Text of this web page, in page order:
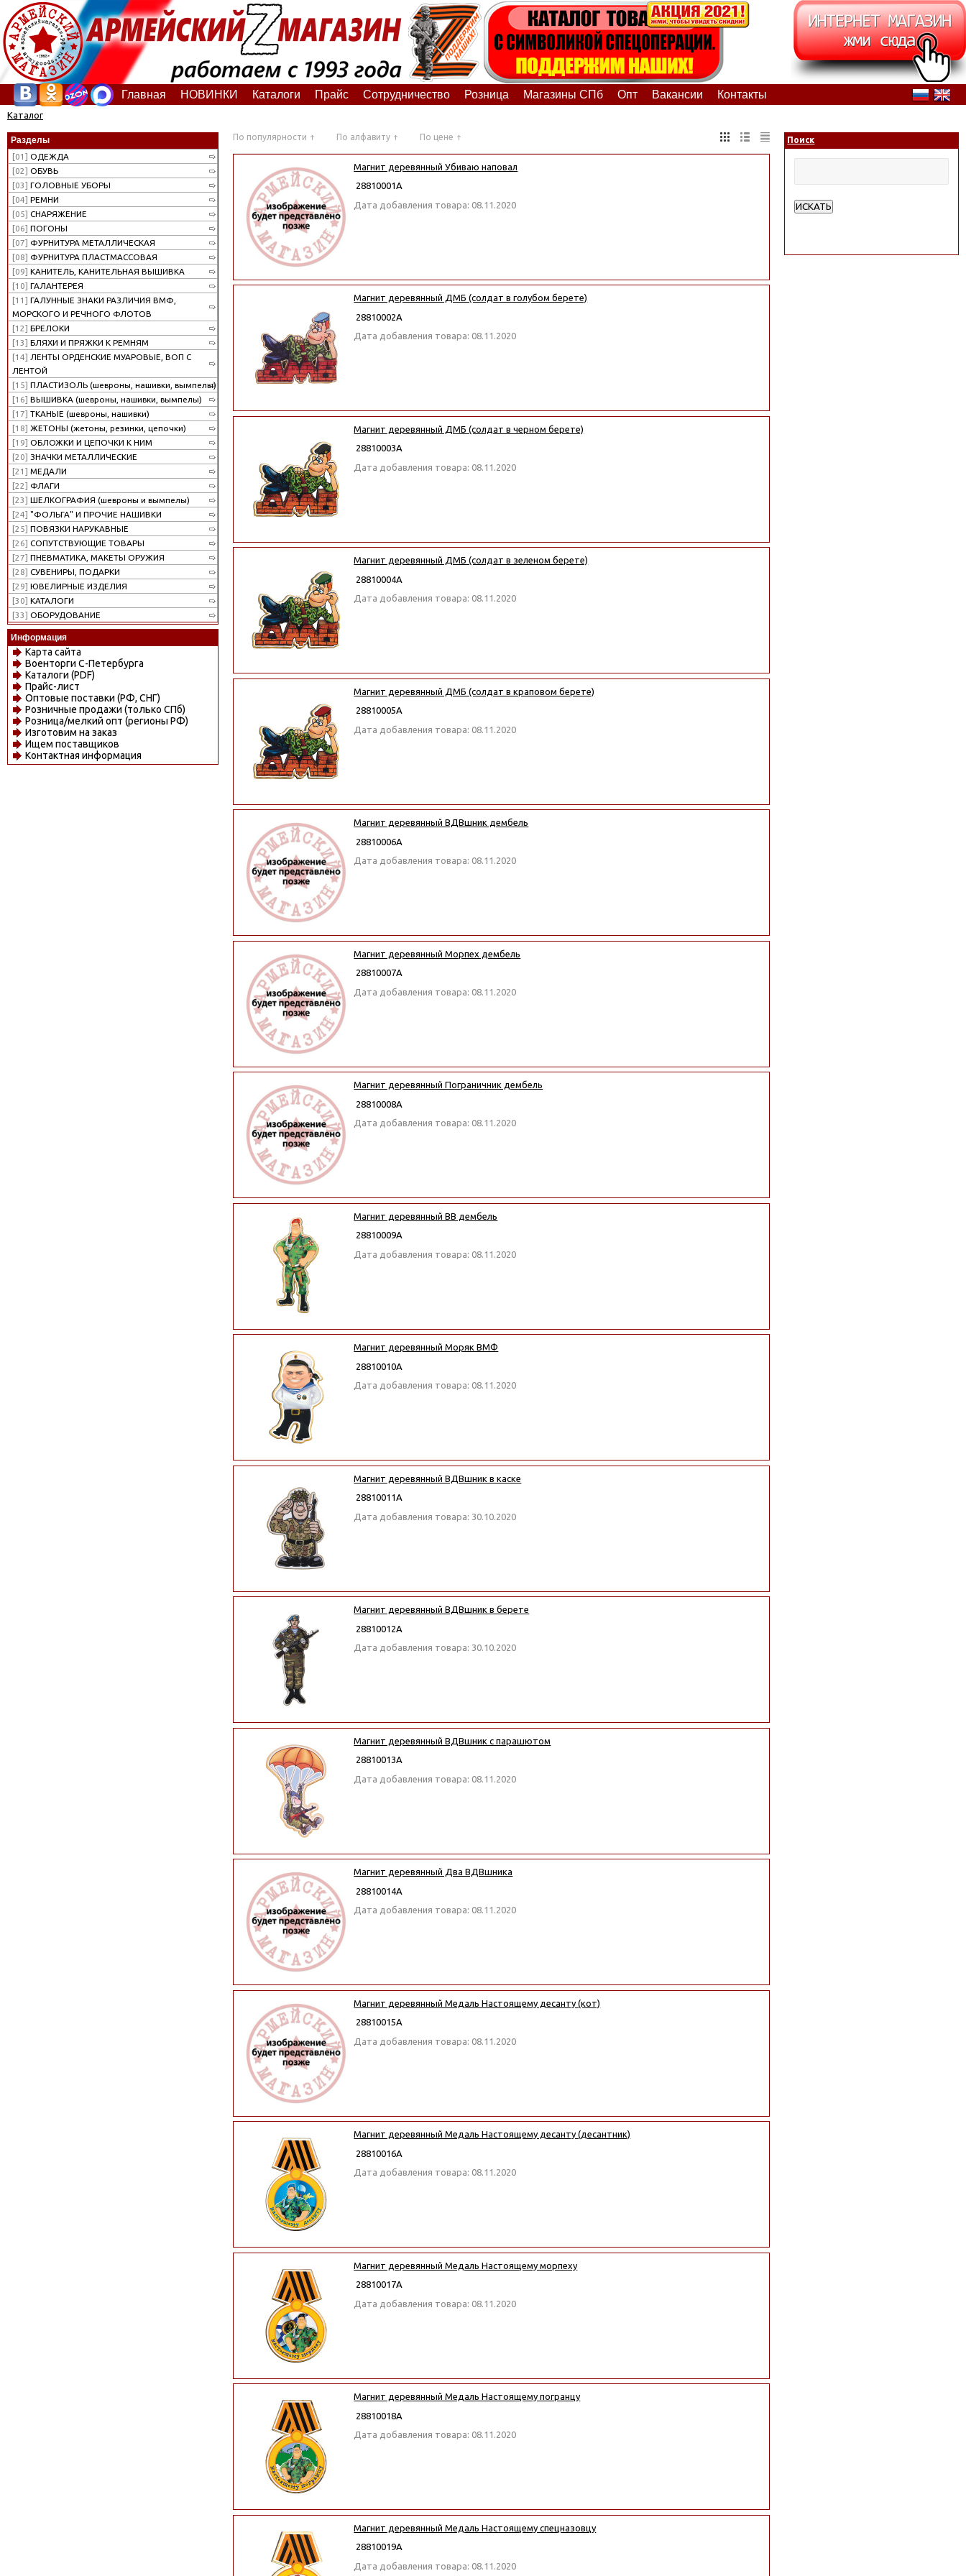
Главная НОВИНКИ Каталоги Прайс Сотрудничество Розница Магазины СПб Опт Вакансии Контакты
Каталог
Разделы
[01] ОДЕЖДА
[02] ОБУВЬ
[03] ГОЛОВНЫЕ УБОРЫ
[04] РЕМНИ
[05] СНАРЯЖЕНИЕ
[06] ПОГОНЫ
[07] ФУРНИТУРА МЕТАЛЛИЧЕСКАЯ
[08] ФУРНИТУРА ПЛАСТМАССОВАЯ
[09] КАНИТЕЛЬ, КАНИТЕЛЬНАЯ ВЫШИВКА
[10] ГАЛАНТЕРЕЯ
[11] ГАЛУННЫЕ ЗНАКИ РАЗЛИЧИЯ ВМФ,
МОРСКОГО И РЕЧНОГО ФЛОТОВ
[12] БРЕЛОКИ
[13] БЛЯХИ И ПРЯЖКИ К РЕМНЯМ
[14] ЛЕНТЫ ОРДЕНСКИЕ МУАРОВЫЕ, ВОП С
ЛЕНТОЙ
[15] ПЛАСТИЗОЛЬ (шевроны, нашивки, вымпелы)
[16] ВЫШИВКА (шевроны, нашивки, вымпелы)
[17] ТКАНЫЕ (шевроны, нашивки)
[18] ЖЕТОНЫ (жетоны, резинки, цепочки)
[19] ОБЛОЖКИ И ЦЕПОЧКИ К НИМ
[20] ЗНАЧКИ МЕТАЛЛИЧЕСКИЕ
[21] МЕДАЛИ
[22] ФЛАГИ
[23] ШЕЛКОГРАФИЯ (шевроны и вымпелы)
[24] "ФОЛЬГА" И ПРОЧИЕ НАШИВКИ
[25] ПОВЯЗКИ НАРУКАВНЫЕ
[26] СОПУТСТВУЮЩИЕ ТОВАРЫ
[27] ПНЕВМАТИКА, МАКЕТЫ ОРУЖИЯ
[28] СУВЕНИРЫ, ПОДАРКИ
[29] ЮВЕЛИРНЫЕ ИЗДЕЛИЯ
[30] КАТАЛОГИ
[33] ОБОРУДОВАНИЕ
Информация
Карта сайта
Военторги С-Петербурга
Каталоги (PDF)
Прайс-лист
Оптовые поставки (РФ, СНГ)
Розничные продажи (только СПб)
Розница/мелкий опт (регионы РФ)
Изготовим на заказ
Ищем поставщиков
Контактная информация
По популярности По алфавиту По цене
Магнит деревянный Убиваю наповал
28810001А
Дата добавления товара: 08.11.2020
Магнит деревянный ДМБ (солдат в голубом берете)
28810002А
Дата добавления товара: 08.11.2020
Магнит деревянный ДМБ (солдат в черном берете)
28810003А
Дата добавления товара: 08.11.2020
Магнит деревянный ДМБ (солдат в зеленом берете)
28810004А
Дата добавления товара: 08.11.2020
Магнит деревянный ДМБ (солдат в краповом берете)
28810005А
Дата добавления товара: 08.11.2020
Магнит деревянный ВДВшник дембель
28810006А
Дата добавления товара: 08.11.2020
Магнит деревянный Морпех дембель
28810007А
Дата добавления товара: 08.11.2020
Магнит деревянный Пограничник дембель
28810008А
Дата добавления товара: 08.11.2020
Магнит деревянный ВВ дембель
28810009А
Дата добавления товара: 08.11.2020
Магнит деревянный Моряк ВМФ
28810010А
Дата добавления товара: 08.11.2020
Магнит деревянный ВДВшник в каске
28810011А
Дата добавления товара: 30.10.2020
Магнит деревянный ВДВшник в берете
28810012А
Дата добавления товара: 30.10.2020
Магнит деревянный ВДВшник с парашютом
28810013А
Дата добавления товара: 08.11.2020
Магнит деревянный Два ВДВшника
28810014А
Дата добавления товара: 08.11.2020
Магнит деревянный Медаль Настоящему десанту (кот)
28810015А
Дата добавления товара: 08.11.2020
Магнит деревянный Медаль Настоящему десанту (десантник)
28810016А
Дата добавления товара: 08.11.2020
Магнит деревянный Медаль Настоящему морпеху
28810017А
Дата добавления товара: 08.11.2020
Магнит деревянный Медаль Настоящему погранцу
28810018А
Дата добавления товара: 08.11.2020
Магнит деревянный Медаль Настоящему спецназовцу
28810019А
Дата добавления товара: 08.11.2020
Поиск
ИСКАТЬ